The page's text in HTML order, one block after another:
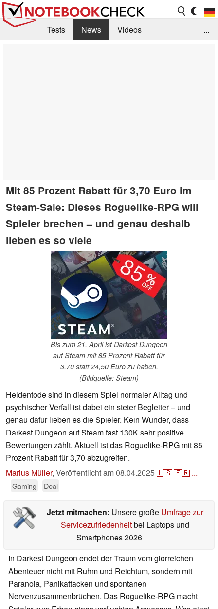
Tests News
Videos
...
Mit 85 Prozent Rabatt für 3,70 Euro im
Steam-Sale: Dieses Roguelike-RPG will
Spieler brechen – und genau deshalb
lieben es so viele
Bis zum 21. April ist Darkest Dungeon
auf Steam mit 85 Prozent Rabatt für
3,70 statt 24,50 Euro zu haben.
(Bildquelle: Steam)
Heldentode sind in diesem Spiel normaler Alltag und
psychischer Verfall ist dabei ein steter Begleiter – und
genau dafür lieben es die Spieler. Kein Wunder, dass
Darkest Dungeon auf Steam fast 130K sehr positive
Bewertungen zählt. Aktuell ist das Roguelike-RPG mit 85
Prozent Rabatt für 3,70 abzugreifen.
Marius Müller, Veröffentlicht am08.04.2025🇺🇸🇫🇷 ...
Gaming Deal
Jetzt mitmachen: Unsere große Umfrage zur
Servicezufriedenheitbei Laptops und
Smartphones 2026
In Darkest Dungeon endet der Traum vom glorreichen
Abenteuer nicht mit Ruhm und Reichtum, sondern mit
Paranoia, Panikattacken und spontanen
Nervenzusammenbrüchen. Das Roguelike-RPG macht